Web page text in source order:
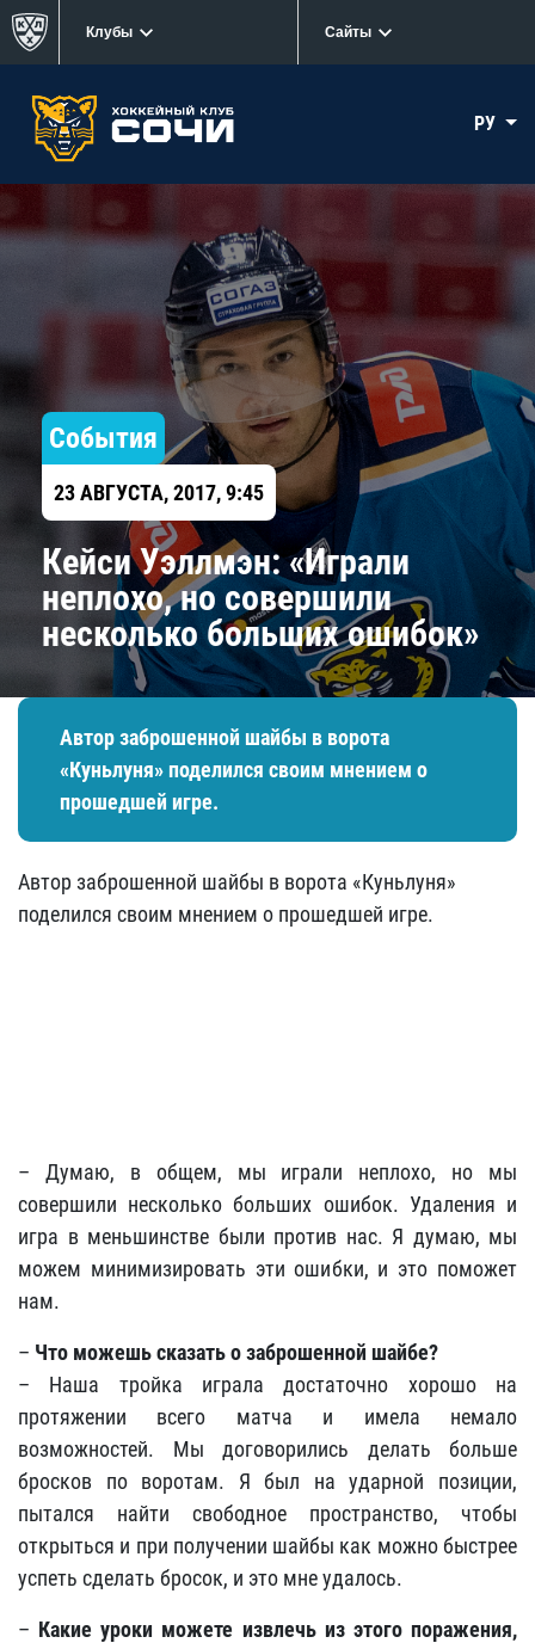
Клубы Сайты
РУ
События
23 АВГУСТА, 2017, 9:45
Кейси Уэллмэн: «Играли
неплохо, но совершили
несколько больших ошибок»
Автор заброшенной шайбы в ворота
«Куньлуня» поделился своим мнением о
прошедшей игре.
Автор заброшенной шайбы в ворота «Куньлуня»
поделился своим мнением о прошедшей игре.
– Думаю, в общем, мы играли неплохо, но мы
совершили несколько больших ошибок. Удаления и
игра в меньшинстве были против нас. Я думаю, мы
можем минимизировать эти ошибки, и это поможет
нам.
– Что можешь сказать о заброшенной шайбе?
– Наша тройка играла достаточно хорошо на
протяжении всего матча и имела немало
возможностей. Мы договорились делать больше
бросков по воротам. Я был на ударной позиции,
пытался найти свободное пространство, чтобы
открыться и при получении шайбы как можно быстрее
успеть сделать бросок, и это мне удалось.
– Какие уроки можете извлечь из этого поражения,